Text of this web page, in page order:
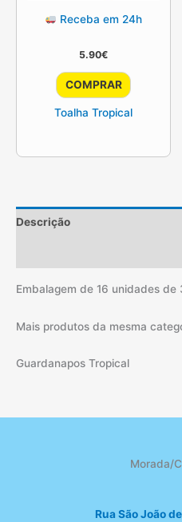
Receba em 24h
5.90€
COMPRAR
Toalha Tropical
Descrição
Embalagem de 16 unidades de
Mais produtos da mesma
Guardanapos Tropical
Morada/
Rua São João